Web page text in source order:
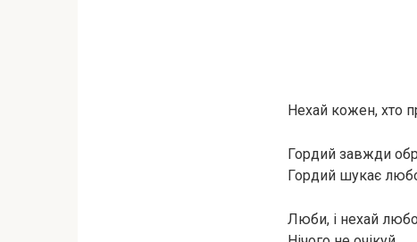
Нехай кожен, хто
Гордий завжди
Гордий шукає
Люби, і нехай